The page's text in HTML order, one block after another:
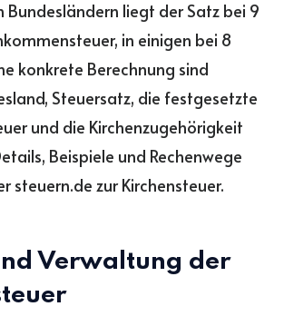
Bundesländern liegt der Satz bei 9
in einigen bei 8
konkrete Berechnung sind
Steuersatz, die festgesetzte
und die Kirchenzugehörigkeit
Beispiele und Rechenwege
steuern.de zur Kirchensteuer.
Verwaltung der